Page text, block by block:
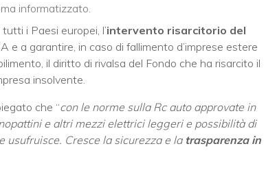
informatizzato.
i Paesi europei, l’intervento risarcitorio del
e a garantire, in caso di fallimento d’imprese estere
il diritto di rivalsa del Fondo che ha risarcito il
insolvente.
che “con le norme sulla Rc auto approvate in
e altri mezzi elettrici leggeri e possibilità di
usufruisce. Cresce la sicurezza e la trasparenza in